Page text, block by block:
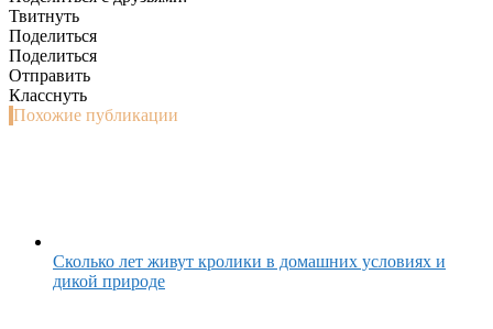
Твитнуть
Поделиться
Поделиться
Отправить
Класснуть
Похожие публикации
Сколько лет живут кролики в домашних условиях и
дикой природе